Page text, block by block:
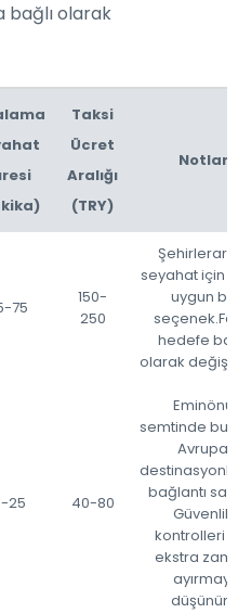
bağlı olarak
Taksi
Ücret
Aralığı
(TRY)
Notlar
75
150-
250
seyahat için
uygun bir
hedefe
olarak
25 40-80
Eminönü
semtinde
Avrupa
bağlantı
Güvenlik
kontrolleri
ekstra
ayırmayı
düşünün.